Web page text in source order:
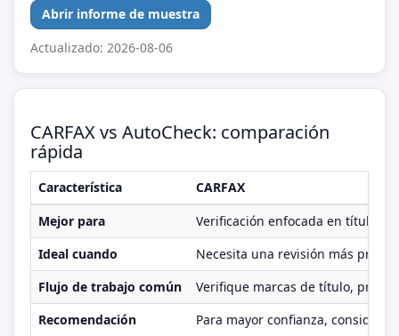
Abrir informe de muestra
Actualizado: 2026-08-06
CARFAX vs AutoCheck: comparación
rápida
Característica
CARFAX
Mejor para
Verificación enfocada en título/
Ideal cuando
Necesita una revisión más
Flujo de trabajo común
Verifique marcas de título,
Recomendación
Para mayor confianza, considere